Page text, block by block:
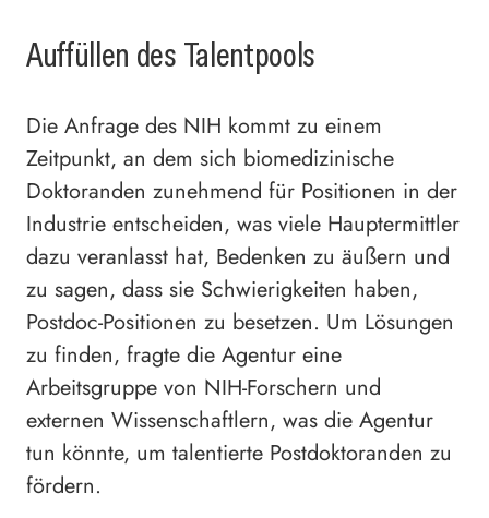
Auffüllen des Talentpools
Die Anfrage des NIH kommt zu einem
Zeitpunkt, an dem sich biomedizinische
Doktoranden zunehmend für Positionen in der
Industrie entscheiden, was viele Hauptermittler
dazu veranlasst hat, Bedenken zu äußern und
zu sagen, dass sie Schwierigkeiten haben,
Postdoc-Positionen zu besetzen. Um Lösungen
zu finden, fragte die Agentur eine
Arbeitsgruppe von NIH-Forschern und
externen Wissenschaftlern, was die Agentur
tun könnte, um talentierte Postdoktoranden zu
fördern.